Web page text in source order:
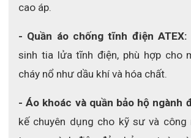
cao áp.
- Quần áo chống tĩnh điện ATEX:
sinh tia lửa tĩnh điện, phù hợp cho
cháy nổ như dầu khí và hóa chất.
- Áo khoác và quần bảo hộ ngành
kế chuyên dụng cho kỹ sư và công